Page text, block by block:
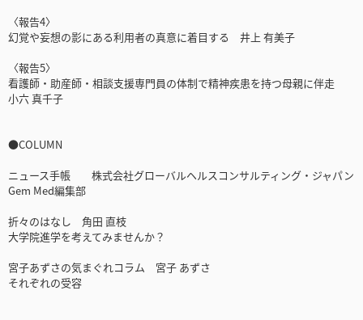
〈報告4〉
幻覚や妄想の影にある利用者の真意に着目する 井上 有美子
〈報告5〉
看護師・助産師・相談支援専門員の体制で精神疾患を持つ母親に伴走
小六 真千子
●COLUMN
ニュース手帳 株式会社グローバルヘルスコンサルティング・ジャパン
Gem Med編集部
折々のはなし 角田 直枝
大学院進学を考えてみませんか？
宮子あずさの気まぐれコラム 宮子 あずさ
それぞれの受容